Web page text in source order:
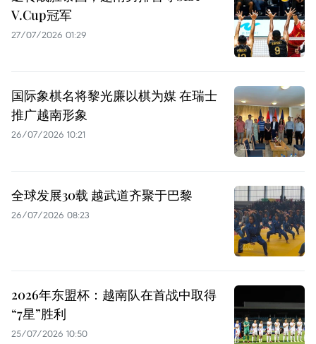
V.Cup冠军
27/07/2026 01:29
国际象棋名将黎光廉以棋为媒 在瑞士
推广越南形象
26/07/2026 10:21
全球发展30载 越武道齐聚于巴黎
26/07/2026 08:23
2026年东盟杯：越南队在首战中取得
“7星”胜利
25/07/2026 10:50